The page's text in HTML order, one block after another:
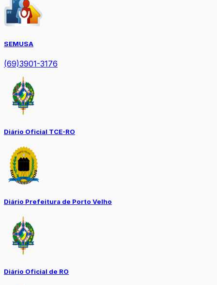
SEMUSA
(69)3901-3176
Diário Oficial TCE-RO
Diário Prefeitura de Porto Velho
Diário Oficial de RO